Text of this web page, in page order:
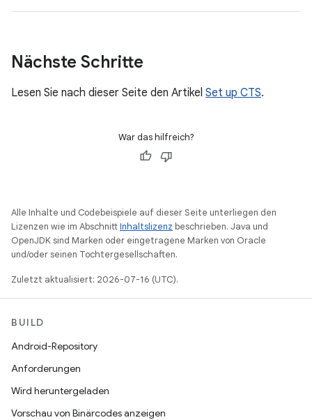
Nächste Schritte
Lesen Sie nach dieser Seite den Artikel Set up CTS.
War das hilfreich?
Alle Inhalte und Codebeispiele auf dieser Seite unterliegen den
Lizenzen wie im AbschnittInhaltslizenz beschrieben. Java und
OpenJDK sind Marken oder eingetragene Marken von Oracle
und/oder seinen Tochtergesellschaften.
Zuletzt aktualisiert: 2026-07-16 (UTC).
BUILD
Android-Repository
Anforderungen
Wird heruntergeladen
Vorschau von Binärcodes anzeigen